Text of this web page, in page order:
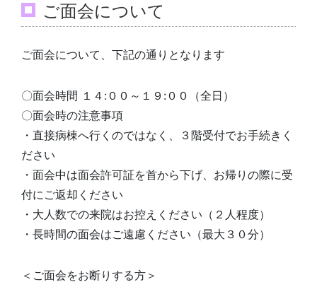
ご面会について
ご面会について、下記の通りとなります
〇面会時間 １４:００～１９:００（全日）
〇面会時の注意事項
・直接病棟へ行くのではなく、３階受付でお手続きく
ださい
・面会中は面会許可証を首から下げ、お帰りの際に受
付にご返却ください
・大人数での来院はお控えください（２人程度）
・長時間の面会はご遠慮ください（最大３０分）
＜ご面会をお断りする方＞